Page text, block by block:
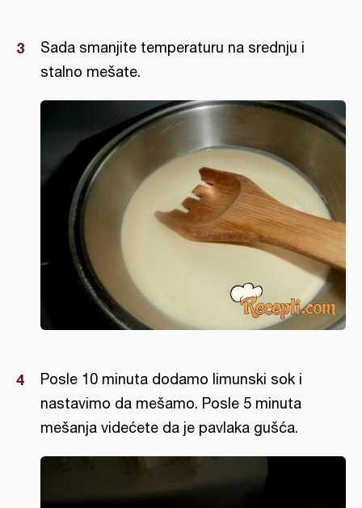
Sada smanjite temperaturu na srednju i
stalno mešate.
Posle 10 minuta dodamo limunski sok i
nastavimo da mešamo. Posle 5 minuta
mešanja videćete da je pavlaka gušća.